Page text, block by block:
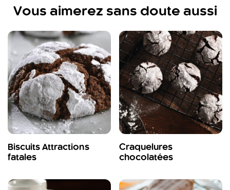
Vous aimerez sans doute aussi
Biscuits Attractions
fatales
Craquelures
chocolatées